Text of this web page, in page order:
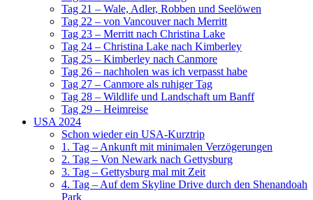
Tag 21 – Wale, Adler, Robben und Seelöwen
Tag 22 – von Vancouver nach Merritt
Tag 23 – Merritt nach Christina Lake
Tag 24 – Christina Lake nach Kimberley
Tag 25 – Kimberley nach Canmore
Tag 26 – nachholen was ich verpasst habe
Tag 27 – Canmore als ruhiger Tag
Tag 28 – Wildlife und Landschaft um Banff
Tag 29 – Heimreise
USA 2024
Schon wieder ein USA-Kurztrip
1. Tag – Ankunft mit minimalen Verzögerungen
2. Tag – Von Newark nach Gettysburg
3. Tag – Gettysburg mal mit Zeit
4. Tag – Auf dem Skyline Drive durch den Shenandoah
Park